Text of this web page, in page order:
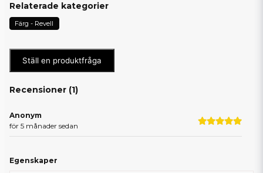
Relaterade kategorier
Färg - Revell
Ställ en produktfråga
Recensioner (1)
Anonym
för 5 månader sedan
Egenskaper